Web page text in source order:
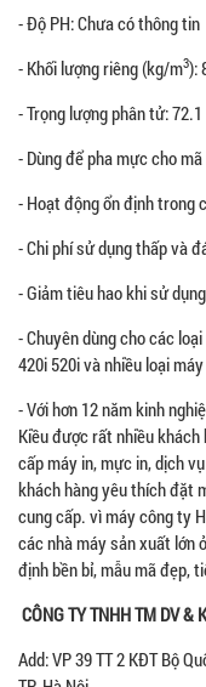
- Độ PH: Chưa có thông tin
- Khối lượng riêng (kg/m3):
- Trọng lượng phân tử: 72.1
- Dùng để pha mực cho
- Hoạt động ổn định trong
- Chi phí sử dụng thấp và
- Giảm tiêu hao khi sử dụng
- Chuyên dùng cho các
420i 520i và nhiều loại
- Với hơn 12 năm kinh
Kiều được rất nhiều
cấp máy in, mực in, dịch
khách hàng yêu thích đặt
cung cấp. vì máy công ty
các nhà máy sản xuất lớn
định bền bỉ, mẫu mã đẹp,
CÔNG TY TNHH TM DV &
Add: VP 39 TT 2 KĐT Bộ